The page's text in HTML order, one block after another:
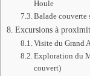
Houle
Balade couverte
Excursions à
Visite du Grand
Exploration du
couvert)